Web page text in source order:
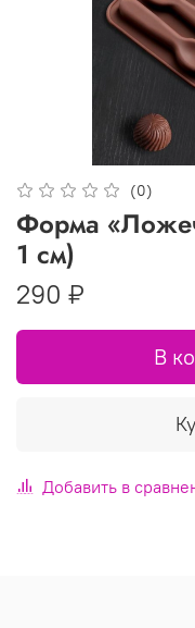
(0)
Форма
1 см)
290 ₽
В
Добавить в